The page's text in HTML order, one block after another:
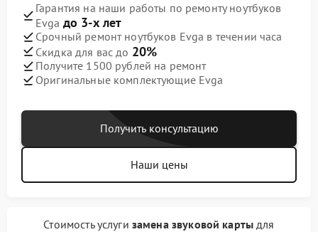
Гарантия на наши работы по ремонту ноутбуков
Evga до 3-х лет
Срочный ремонт ноутбуков Evga в течении часа
Скидка для вас до 20%
Получите 1500 рублей на ремонт
Оригинальные комплектующие Evga
Получить консультацию
Наши цены
Стоимость услуги замена звуковой карты для